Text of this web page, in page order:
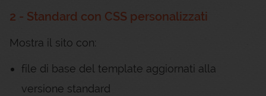
2 - Standard con CSS personalizzati
Mostra il sito con:
file di base del template aggiornati alla
versione standard